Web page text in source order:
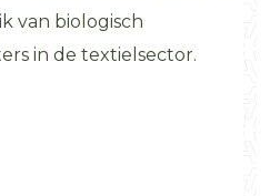
van biologisch
in de textielsector.